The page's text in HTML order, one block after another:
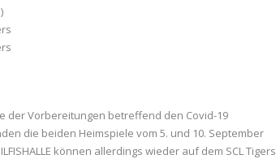
)
der Vorbereitungen betreffend den Covid-19
die beiden Heimspiele vom 5. und 10. September
können allerdings wieder auf dem SCL Tigers